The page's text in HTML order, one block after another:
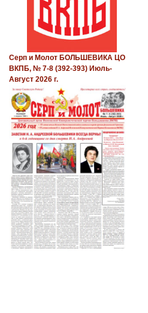
Серп и Молот БОЛЬШЕВИКА ЦО
ВКПБ, № 7-8 (392-393) Июль-
Август 2026 г.